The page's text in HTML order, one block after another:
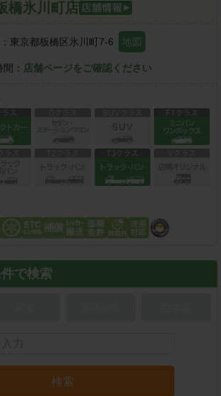
橋氷川町店
東京都板橋区氷川町7-6 地図
： 店舗ページをご確認ください
で検索
検索